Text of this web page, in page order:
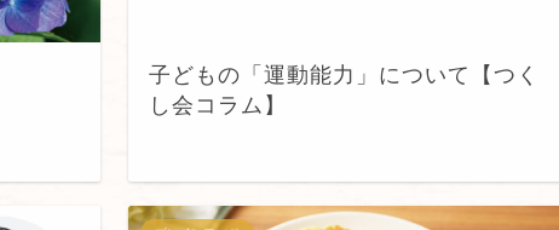
子どもの「運動能力」について【つく
し会コラム】